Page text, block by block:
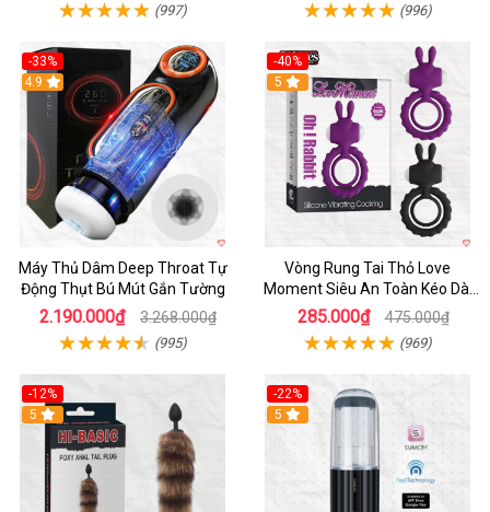
(997) (996)
-33%
Hot
4.9
Máy Thủ Dâm Deep Throat Tự
Động Thụt Bú Mút Gắn Tường
2.190.000₫ 3.268.000₫
(995)
-40%
5
Vòng Rung Tai Thỏ Love
Moment Siêu An Toàn Kéo Dài
Thời Gian
285.000₫ 475.000₫
(969)
-12%
Hot
5
-22%
5